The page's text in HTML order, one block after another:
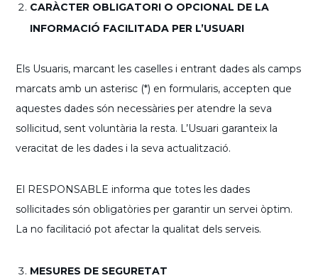
CARÀCTER OBLIGATORI O OPCIONAL DE LA
INFORMACIÓ FACILITADA PER L’USUARI
Els Usuaris, marcant les caselles i entrant dades als camps
marcats amb un asterisc (*) en formularis, accepten que
aquestes dades són necessàries per atendre la seva
sol·licitud, sent voluntària la resta. L’Usuari garanteix la
veracitat de les dades i la seva actualització.
El RESPONSABLE informa que totes les dades
sol·licitades són obligatòries per garantir un servei òptim.
La no facilitació pot afectar la qualitat dels serveis.
MESURES DE SEGURETAT